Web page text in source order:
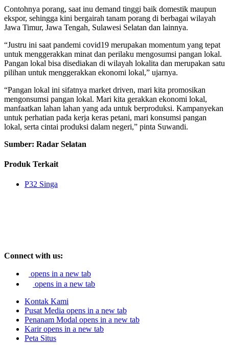
Contohnya porang, saat inu demand tinggi baik domestik maupun
ekspor, sehingga kini bergairah tanam porang di berbagai wilayah
Jawa Timur, Jawa Tengah, Sulawesi Selatan dan lainnya.
“Justru ini saat pandemi covid19 merupakan momentum yang tepat
untuk menggerakkan minat dan perilaku mengosumsi pangan lokal.
Pangan lokal bisa disediakan di wilayah lokalita dan merupakan satu
pilihan untuk menggerakkan ekonomi lokal,” ujarnya.
“Pangan lokal ini sifatnya market driven, mari kita promosikan
mengonsumsi pangan lokal. Mari kita gerakkan ekonomi lokal,
manfaatkan lahan lahan yang ada untuk berproduksi. Kampanyekan
untuk perhatian pada kerja keras petani, mari konsumsi pangan
lokal, serta cintai produksi dalam negeri,” pinta Suwandi.
Sumber: Radar Selatan
Produk Terkait
P32 Singa
Connect with us:
opens in a new tab
opens in a new tab
Kontak Kami
Pusat Media opens in a new tab
Penanam Modal opens in a new tab
Karir opens in a new tab
Peta Situs